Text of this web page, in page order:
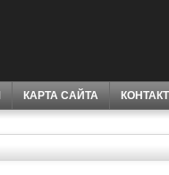
КАРТА САЙТА